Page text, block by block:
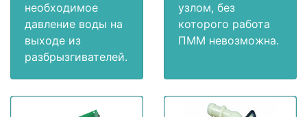
необходимое
давление воды на
выходе из
разбрызгивателей.
узлом, без
которого работа
ПММ невозможна.